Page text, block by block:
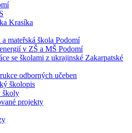
Krasíka
mateřská škola Podomí
v ZŠ a MŠ Podomí
se školami z ukrajinské Zakarpatské
odborných učeben
školopis
školy
projekty